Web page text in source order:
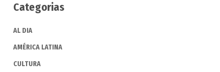
Categorias
AL DIA
AMÉRICA LATINA
CULTURA